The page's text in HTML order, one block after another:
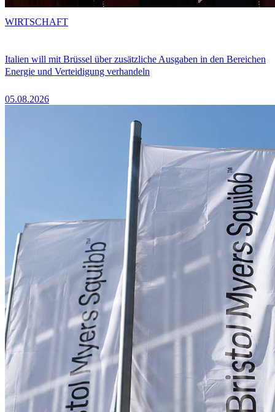
Italien will mit Brüssel über zusätzliche Ausgaben in den Bereichen
Energie und Verteidigung verhandeln
05.08.2026
WIRTSCHAFT